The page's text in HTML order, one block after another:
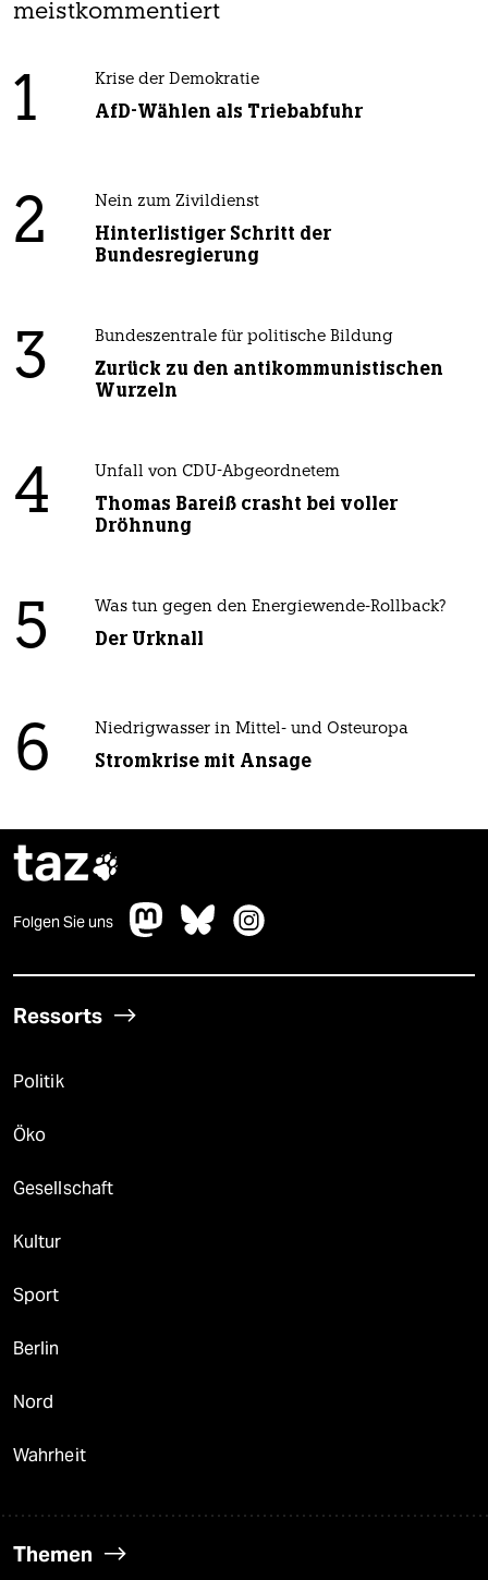
meistkommentiert
1 Krise der Demokratie
AfD-Wählen als Triebabfuhr
2 Nein zum Zivildienst
Hinterlistiger Schritt der
Bundesregierung
3 Bundeszentrale für politische Bildung
Zurück zu den antikommunistischen
Wurzeln
4 Unfall von CDU-Abgeordnetem
Thomas Bareiß crasht bei voller
Dröhnung
5 Was tun gegen den Energiewende-Rollback?
Der Urknall
6 Niedrigwasser in Mittel- und Osteuropa
Stromkrise mit Ansage
taz
Folgen Sie uns
Ressorts
Politik
Öko
Gesellschaft
Kultur
Sport
Berlin
Nord
Wahrheit
Themen